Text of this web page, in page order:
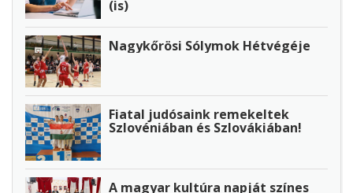
(is)
Nagykőrösi Sólymok Hétvégéje
Fiatal judósaink remekeltek
Szlovéniában és Szlovákiában!
A magyar kultúra napját színes